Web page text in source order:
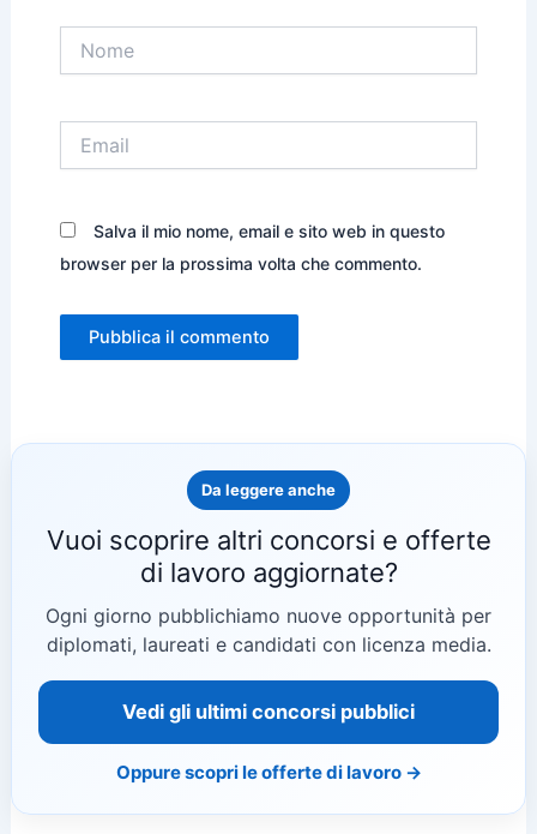
Salva il mio nome, email e sito web in questo
browser per la prossima volta che commento.
Da leggere anche
Vuoi scoprire altri concorsi e offerte
di lavoro aggiornate?
Ogni giorno pubblichiamo nuove opportunità per
diplomati, laureati e candidati con licenza media.
Vedi gli ultimi concorsi pubblici
Oppure scopri le offerte di lavoro →